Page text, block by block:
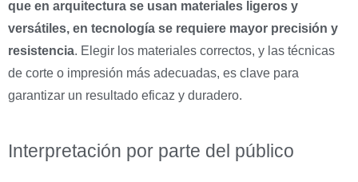
que en arquitectura se usan materiales ligeros y
versátiles, en tecnología se requiere mayor precisión y
resistencia. Elegir los materiales correctos, y las técnicas
de corte o impresión más adecuadas, es clave para
garantizar un resultado eficaz y duradero.
Interpretación por parte del público